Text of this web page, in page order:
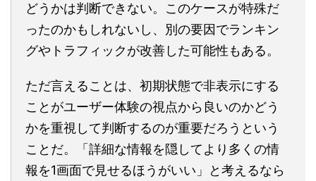
どうかは判断できない。このケースが特殊だ
ったのかもしれないし、別の要因でランキン
グやトラフィックが改善した可能性もある。
ただ言えることは、初期状態で非表示にする
ことがユーザー体験の視点から良いのかどう
かを重視して判断するのが重要だろうという
ことだ。「詳細な情報を隠してより多くの情
報を1画面で見せるほうがいい」と考えるなら